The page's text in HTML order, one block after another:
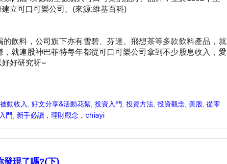
立可口可樂公司 。(來源:維基百科)
飲料，公司旗下亦有雪碧、芬達、飛想茶等多款飲料產品，就
就連股神巴菲特每年都從可口可樂公司拿到不少股息收入，愛
好研究呀~
動收入 , 好文分享&活動花絮, 投資入門, 投資方法, 投資觀念, 美股, 從零
門, 新手必讀，理財觀念，chiayi
發現了嗎?(下)